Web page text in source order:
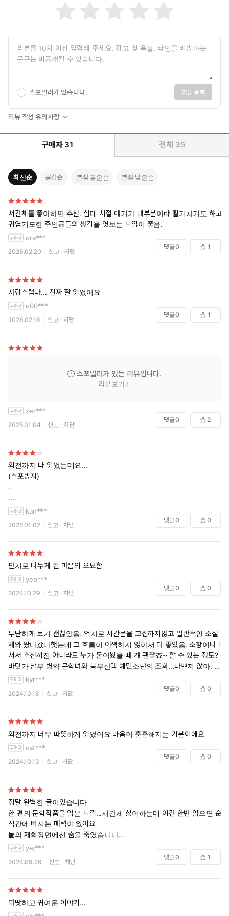
스포일러가 있습니다. 리뷰 등록
리뷰 작성 유의사항
구매자 31 전체 35
최신순 공감순 별점 높은순 별점 낮은순
서간체를 좋아하면 추천. 십대 시절 얘기가 대부분이라 활기차기도 하고
귀엽기도한 주인공들의 생각을 엿보는 느낌이 좋음.
ora***
2026.02.20 신고 차단
댓글0 1
사랑스럽다... 진짜 잘 읽었어요
u00***
2026.02.16 신고 차단
댓글0 1
스포일러가 있는 리뷰입니다.
리뷰 보기
zer***
2025.01.04 신고 차단
댓글0 2
외전까지 다 읽었는데요...
(스포방지)
.
.
.
.
.
.
용은 둘의 이야기로 가득차있는데 개인적으로 러브러브하진 않았어요.
제가 노꾸금 작품을 참 좋아합니다. 특유의 간지럽고 풋풋한 분위기가 있
진짜 여기서 끝인건가? 뭐가 더 있을거 같은데...끝이군요.
보통 해피로 끝나면 둘이서 꽁냥꽁냥 알아서 잘 살겠지(흐뭇)
하고 갈무리하는데요. 이 작품은 둘의 미래가 궁금하지 않았어요.
너무 아쉬워요...재밌게 읽었는데
kan***
2025.01.02 신고 차단
댓글0 0
편지로 나누게 된 마음의 오묘함
yeo***
2024.10.29 신고 차단
댓글0 0
무난하게 보기 괜찮았음. 억지로 서간문을 고집하지않고 일반적인 소설
체와 왔다갔다햇는데 그 흐름이 어색하지 않아서 더 좋았음. 소장이나 나
서서 추천까진 아니라도 누가 물어봤을 때 걔 괜찮죠~ 할 수 있는 정도?
바닷가 남부 병약 문학녀와 북부산맥 예민소년의 조화...나쁘지 않아. 남
주는 약간 에이미의 우울 편지상대 느낌이었음
kyr***
2024.10.18 신고 차단
댓글0 0
외전까지 너무 따뜻하게 읽었어요 마음이 훈훈해지는 기분이에요
cat***
2024.10.13 신고 차단
댓글0 0
정말 완벽한 글이었습니다
한 편의 문학작품을 읽은 느낌...서간체 싫어하는데 이건 한번 읽으면 순
식간에 빠지는 매력이 있어요
둘의 재회장면에선 숨을 죽였습니다
단어도 문장도 전개도 무엇하나 빠지지 않는 작품
yej***
2024.09.29 신고 차단
댓글0 1
따땃하고 귀여운 이야기...